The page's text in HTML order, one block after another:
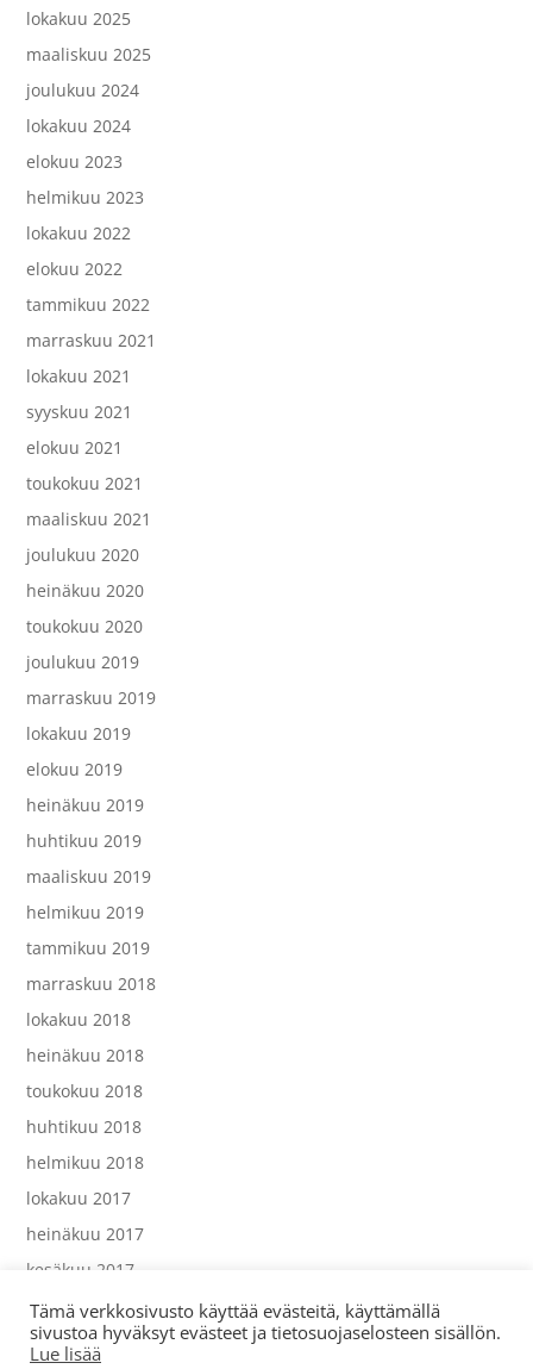
lokakuu 2025
maaliskuu 2025
joulukuu 2024
lokakuu 2024
elokuu 2023
helmikuu 2023
lokakuu 2022
elokuu 2022
tammikuu 2022
marraskuu 2021
lokakuu 2021
syyskuu 2021
elokuu 2021
toukokuu 2021
maaliskuu 2021
joulukuu 2020
heinäkuu 2020
toukokuu 2020
joulukuu 2019
marraskuu 2019
lokakuu 2019
elokuu 2019
heinäkuu 2019
huhtikuu 2019
maaliskuu 2019
helmikuu 2019
tammikuu 2019
marraskuu 2018
lokakuu 2018
heinäkuu 2018
toukokuu 2018
huhtikuu 2018
helmikuu 2018
lokakuu 2017
heinäkuu 2017
kesäkuu 2017
Tämä verkkosivusto käyttää evästeitä, käyttämällä
sivustoa hyväksyt evästeet ja tietosuojaselosteen sisällön.
Lue lisää